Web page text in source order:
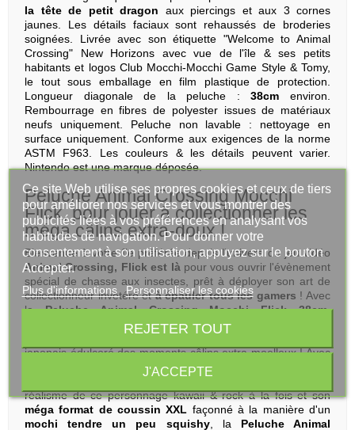
la tête de petit dragon aux piercings et aux 3 cornes
jaunes. Les détails faciaux sont rehaussés de broderies
soignées. Livrée avec son étiquette "Welcome to Animal
Crossing" New Horizons avec vue de l'île & ses petits
habitants et logos Club Mocchi-Mocchi Game Style & Tomy,
le tout sous emballage en film plastique de protection.
Longueur diagonale de la peluche :38cm environ.
Rembourrage en fibres de polyester issues de matériaux
neufs uniquement. Peluche non lavable : nettoyage en
surface uniquement. Conforme aux exigences de la norme
ASTM F963. Les couleurs & les détails peuvent varier.
Nintendo est une marque déposée.
Peluche Animal Crossing Mocchi
Flick, pour jouer à collectionner les
méga câlins extra-doux !
Bienvenue à votre île préférée depuis l'univers du jeu vidéo
Animal Crossing, Flick est làpour vous ouvrir l'évènement
spécial de chasse aux insectes, prêt à déployer son art de
collectionneur invétéré età épauler tous les gamers ! Avec
laPeluche Animal Crossing Mocchi Flick 38cm,
embarquez vous aussi sur l'île du très populaire jeu
japonais édulcoré des moments câlins extra moelleux ! Avec
toucher ultra doux & soyeux
réalisme de ce personnage kawaii & rock à la fois et son
méga format de coussin XXL façonné à la manière d'un
mochi tendre un peu squishy, la Peluche Animal
Ce site Web utilise ses propres cookies et ceux de tiers
pour améliorer nos services et vous montrer des
publicités liées à vos préférences en analysant vos
habitudes de navigation. Pour donner votre
consentement à son utilisation, appuyez sur le bouton
Accepter.
Plus d'informations Personnaliser les cookies
REJETER TOUT
J'ACCEPTE